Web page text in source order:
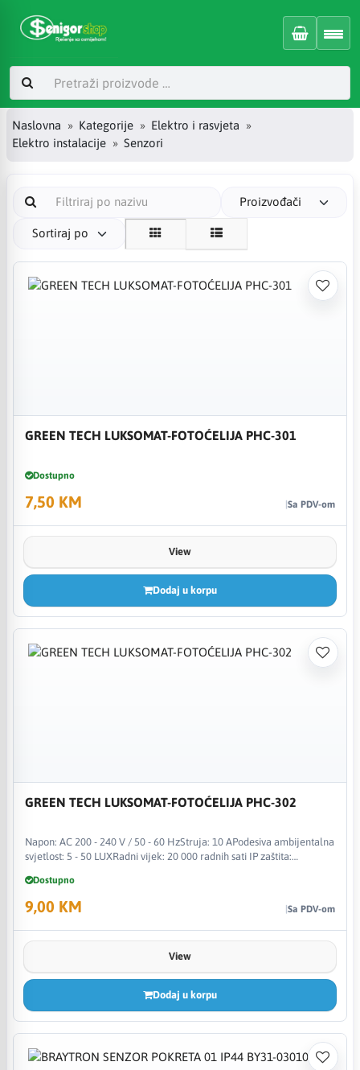
Naslovna Kategorije
Elektro i rasvjeta
Elektro instalacije
Senzori
Proizvođači
Sortiraj po
GREEN TECH LUKSOMAT-FOTOĆELIJA PHC-301
Dostupno
7,50 KM Sa PDV-om
View
Dodaj u korpu
GREEN TECH LUKSOMAT-FOTOĆELIJA PHC-302
Napon: AC 200 - 240 V / 50 - 60 HzStruja: 10 APodesiva ambijentalna
svjetlost: 5 - 50 LUXRadni vijek: 20 000 radnih sati IP zaštita:
artikla: bijelaMaterijal: plastikaDimenz
Dostupno
9,00 KM Sa PDV-om
View
Dodaj u korpu